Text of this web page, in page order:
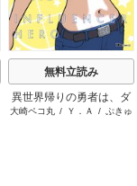
無料立読み
異世界帰りの勇者は、ダ
ンジョンが出現した現実
大崎ペコ丸 / Ｙ．Ａ / ぷきゅ